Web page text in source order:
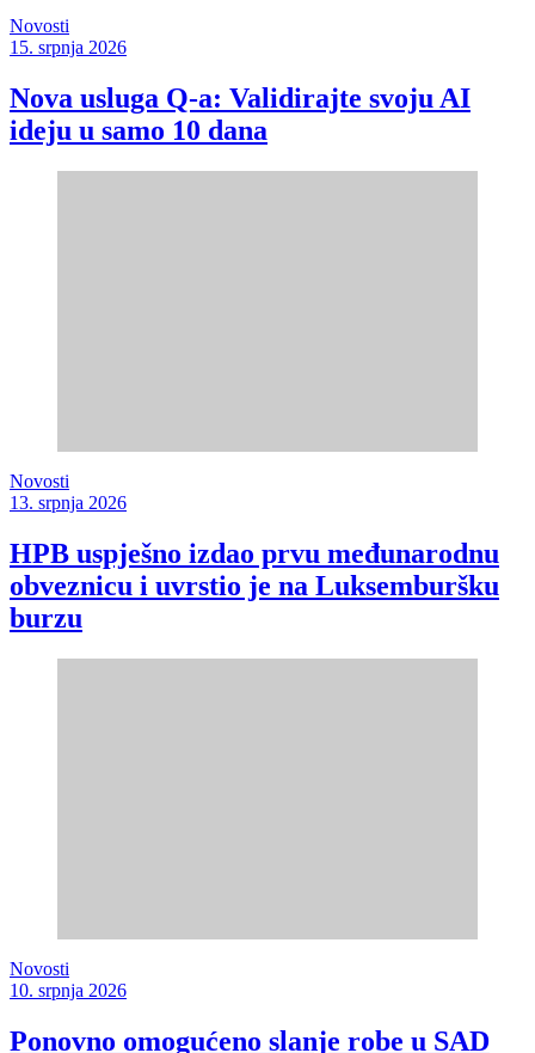
Novosti
15. srpnja 2026
Nova usluga Q-a: Validirajte svoju AI
ideju u samo 10 dana
Novosti
13. srpnja 2026
HPB uspješno izdao prvu međunarodnu
obveznicu i uvrstio je na Luksemburšku
burzu
Novosti
10. srpnja 2026
Ponovno omogućeno slanje robe u SAD